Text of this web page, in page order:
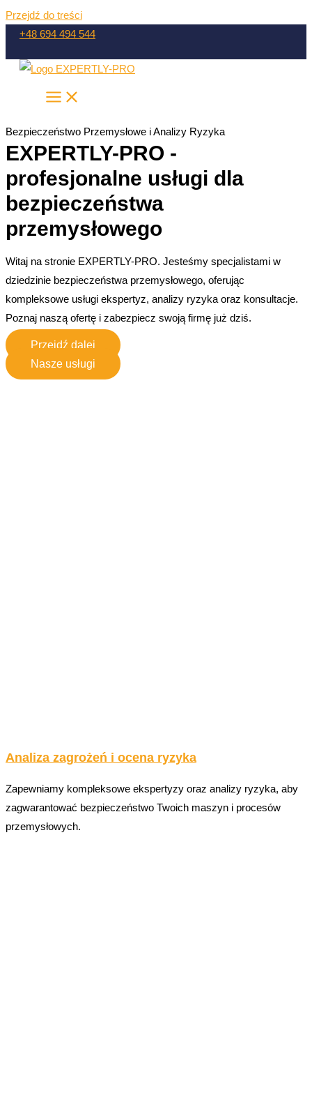
Przejdź do treści
+48 694 494 544
Bezpieczeństwo Przemysłowe i Analizy Ryzyka
EXPERTLY-PRO -
profesjonalne usługi dla
bezpieczeństwa
przemysłowego
Witaj na stronie EXPERTLY-PRO. Jesteśmy specjalistami w
dziedzinie bezpieczeństwa przemysłowego, oferując
kompleksowe usługi ekspertyz, analizy ryzyka oraz konsultacje.
Poznaj naszą ofertę i zabezpiecz swoją firmę już dziś.
Przejdź dalej
Nasze usługi
Analiza zagrożeń i ocena ryzyka
Zapewniamy kompleksowe ekspertyzy oraz analizy ryzyka, aby
zagwarantować bezpieczeństwo Twoich maszyn i procesów
przemysłowych.